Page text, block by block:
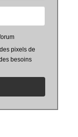
pixels de
besoins